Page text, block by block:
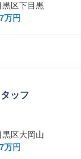
区下目黒
万円
ッフ
区大岡山
万円